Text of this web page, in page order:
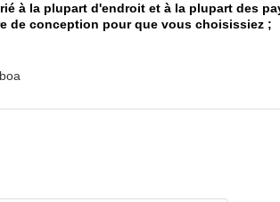
à la plupart d'endroit et à la plupart des
de conception pour que vous choisissiez ;